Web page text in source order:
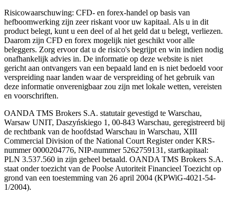
Risicowaarschuwing: CFD- en forex-handel op basis van
hefboomwerking zijn zeer riskant voor uw kapitaal. Als u in dit
product belegt, kunt u een deel of al het geld dat u belegt, verliezen.
Daarom zijn CFD en forex mogelijk niet geschikt voor alle
beleggers. Zorg ervoor dat u de risico's begrijpt en win indien nodig
onafhankelijk advies in. De informatie op deze website is niet
gericht aan ontvangers van een bepaald land en is niet bedoeld voor
verspreiding naar landen waar de verspreiding of het gebruik van
deze informatie onverenigbaar zou zijn met lokale wetten, vereisten
en voorschriften.
OANDA TMS Brokers S.A. statutair gevestigd te Warschau,
Warsaw UNIT, Daszyńskiego 1, 00-843 Warschau, geregistreerd bij
de rechtbank van de hoofdstad Warschau in Warschau, XIII
Commercial Division of the National Court Register onder KRS-
nummer 0000204776, NIP-nummer 5262759131, startkapitaal:
PLN 3.537.560 in zijn geheel betaald. OANDA TMS Brokers S.A.
staat onder toezicht van de Poolse Autoriteit Financieel Toezicht op
grond van een toestemming van 26 april 2004 (KPWiG-4021-54-
1/2004).